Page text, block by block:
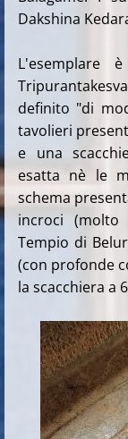
Dakshina
L'esemplare
definito "di
tavolieri
e una
esatta nè le
schema
incroci
Tempio di
(con profonde
la scacchiera a